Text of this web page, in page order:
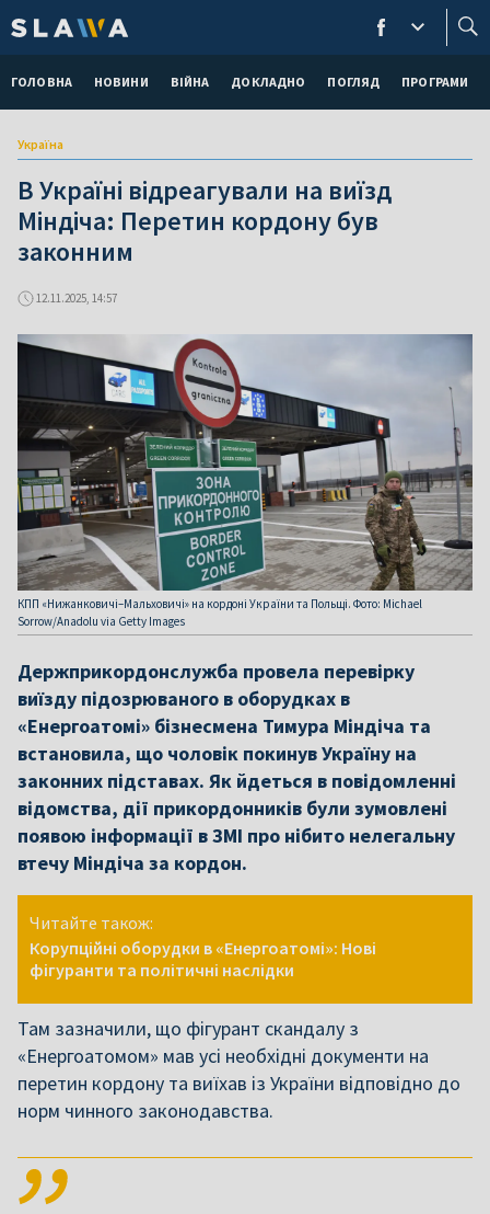
ГОЛОВНА НОВИНИ ВІЙНА ДОКЛАДНО ПОГЛЯД ПРОГРАМИ
Україна
В Україні відреагували на виїзд
Міндіча: Перетин кордону був
законним
12.11.2025, 14:57
КПП «Нижанковичі–Мальховичі» на кордоні України та Польщі. Фото: Michael
Sorrow/Anadolu via Getty Images
Держприкордонслужба провела перевірку
виїзду підозрюваного в оборудках в
«Енергоатомі» бізнесмена Тимура Міндіча та
встановила, що чоловік покинув Україну на
законних підставах. Як йдеться в повідомленні
відомства, дії прикордонників були зумовлені
появою інформації в ЗМІ про нібито нелегальну
втечу Міндіча за кордон.
Читайте також:
Корупційні оборудки в «Енергоатомі»: Нові
фігуранти та політичні наслідки
Там зазначили, що фігурант скандалу з
«Енергоатомом» мав усі необхідні документи на
перетин кордону та виїхав із України відповідно до
норм чинного законодавства.